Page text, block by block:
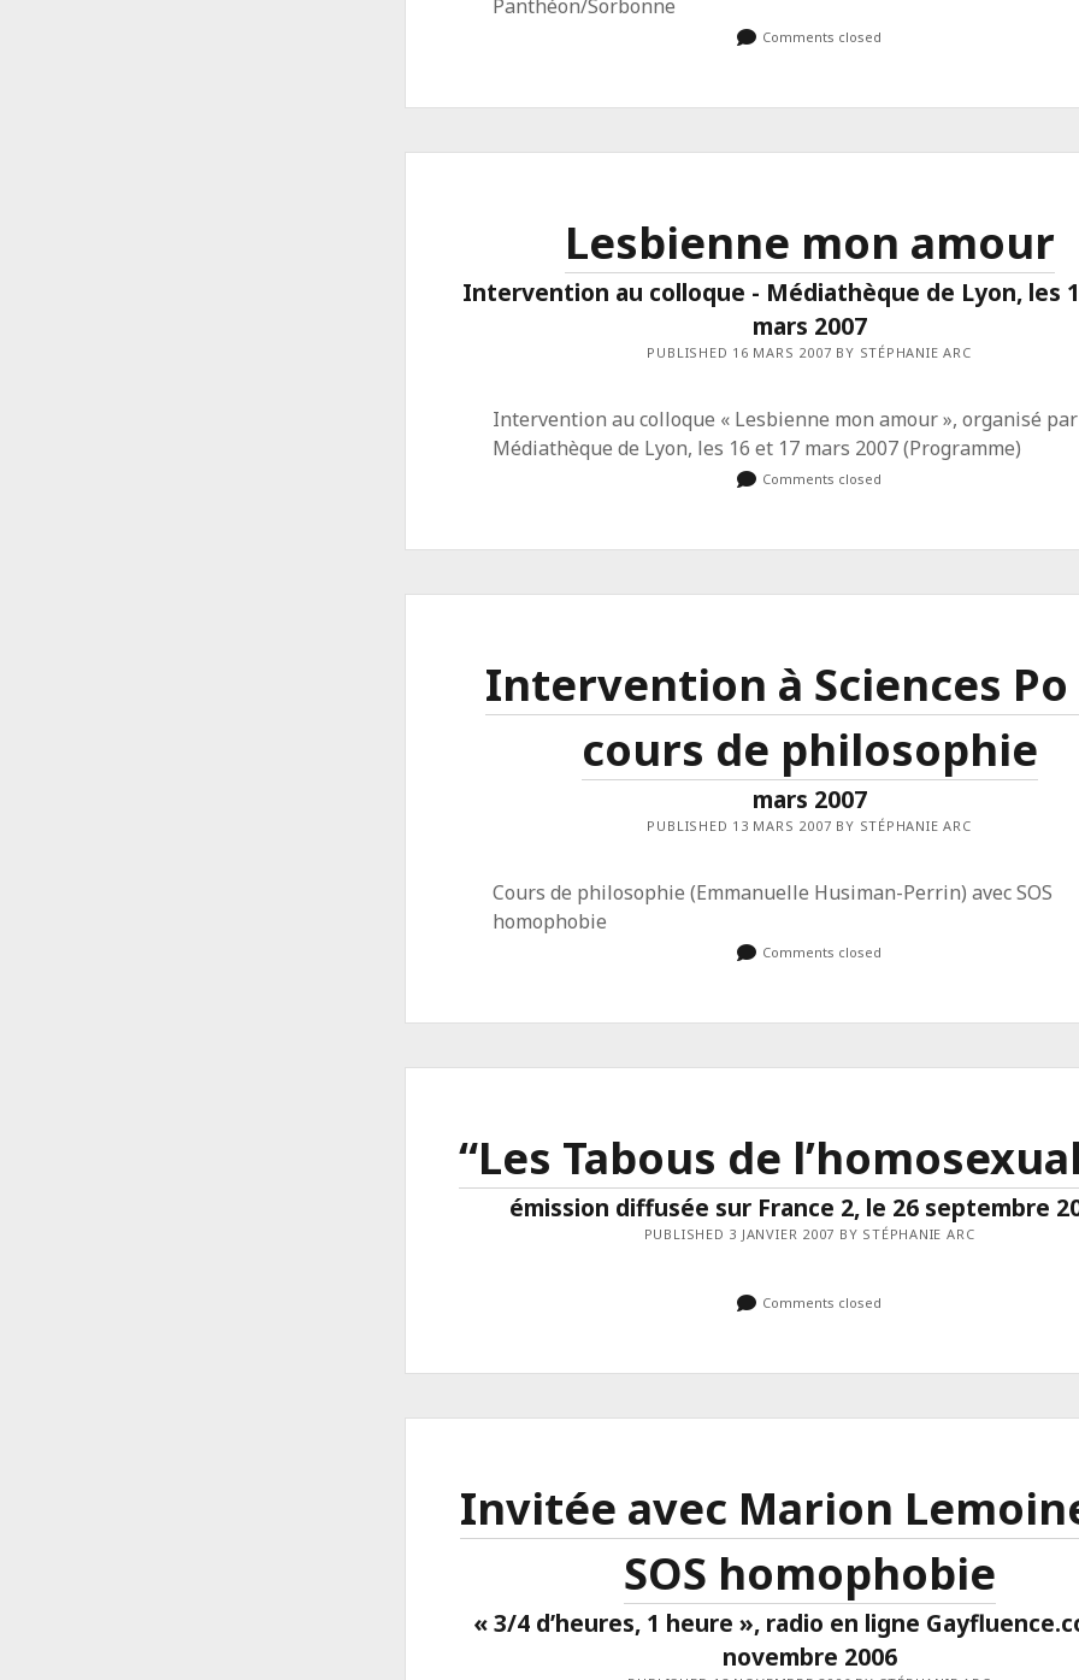
Panthéon/Sorbonne
Comments closed
Lesbienne mon amour
Intervention au colloque - Médiathèque de Lyon, les
mars 2007
PUBLISHED 16 MARS 2007 BY STÉPHANIE ARC
Intervention au colloque « Lesbienne mon amour », organisé
Médiathèque de Lyon, les 16 et 17 mars 2007 (Programme)
Comments closed
Intervention à Sciences Po
cours de philosophie
mars 2007
PUBLISHED 13 MARS 2007 BY STÉPHANIE ARC
Cours de philosophie (Emmanuelle Husiman-Perrin) avec SOS
homophobie
Comments closed
“Les Tabous de
émission diffusée sur France 2, le 26 septembre
PUBLISHED 3 JANVIER 2007 BY STÉPHANIE ARC
Comments closed
Invitée avec Marion
SOS homophobie
« 3/4 d’heures, 1 heure », radio en ligne
novembre 2006